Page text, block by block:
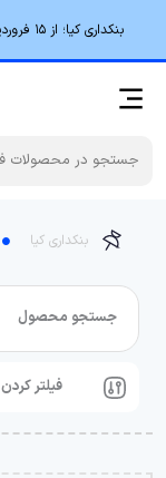
بنکداری کیا؛ از ۱۵ فروردین تا ۱۵ خرداد، خرید بالای 50میلیون تومان رایگان شد!
بنکداری کیا
جستجو محصول
فیلتر کردن